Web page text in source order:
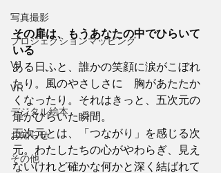
写真撮影
プロジェクションマッピング
VJ
VR
デジタル絵本
お知らせ
その他
その扉は、もうあなたの中でひらいて
いる
ある日ふと、誰かの笑顔に涙がこぼれ
たり。風のやさしさに　胸があたたか
くなったり。それはきっと、五次元の
扉がひらいた瞬間。
五次元とは、「つながり」を感じる次
元。わたしたちの心がやわらぎ、見え
ないけれど確かな何かと深く結ばれて